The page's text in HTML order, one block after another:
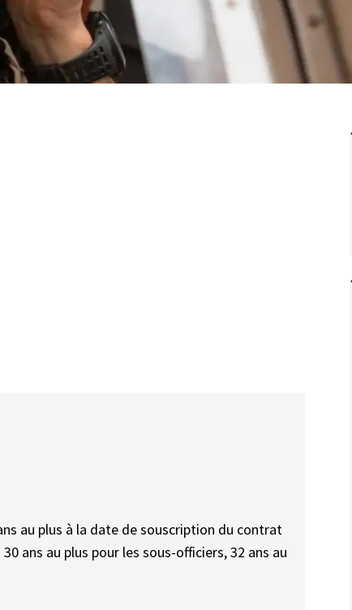
au plus à la date de souscription du contrat
ans au plus pour les sous-officiers, 32 ans au